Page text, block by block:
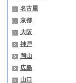
名古屋
京都
大阪
神戸
岡山
広島
山口